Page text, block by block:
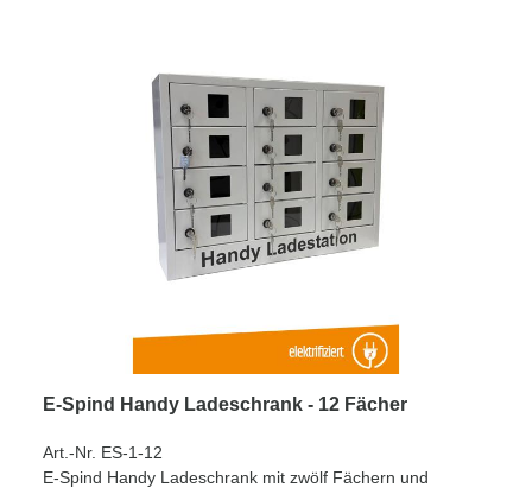
E-Spind Handy Ladeschrank - 12 Fächer
Art.-Nr. ES-1-12
E-Spind Handy Ladeschrank mit zwölf Fächern und